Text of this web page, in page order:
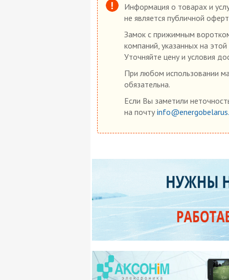
Информация о товарах и
не является публичной
Замок с прижимным
компаний, указанных на
Уточняйте цену и условия
При любом использовании
обязательна.
Если Вы заметили
на почту